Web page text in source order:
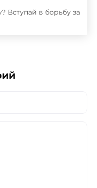
Вступай в борьбу за